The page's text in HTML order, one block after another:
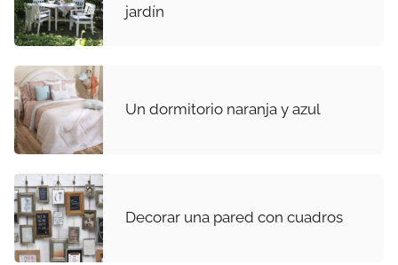
jardín
Un dormitorio naranja y azul
Decorar una pared con cuadros